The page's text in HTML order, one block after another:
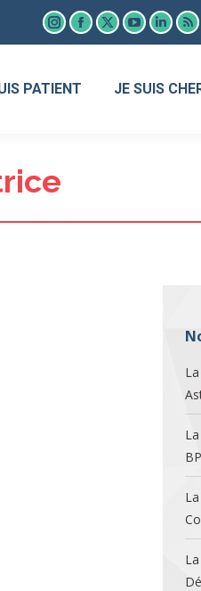
Instagram
opens
Facebook
opens
X
opens
YouTube
opens
LinkedIn
opens
RSS
PATIENT JE SUIS